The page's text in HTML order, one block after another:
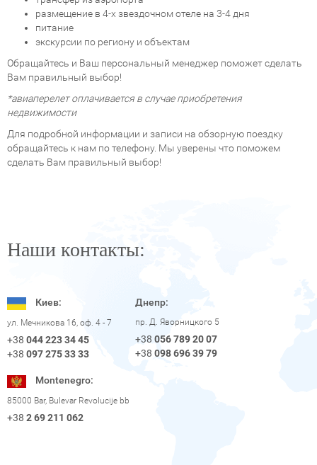
размещение в 4-х звездочном отеле на 3-4 дня
питание
экскурсии по региону и объектам
Обращайтесь и Ваш персональный менеджер поможет сделать
Вам правильный выбор!
*авиаперелет оплачивается в случае приобретения
недвижимости
Для подробной информации и записи на обзорную поездку
обращайтесь к нам по телефону. Мы уверены что поможем
сделать Вам правильный выбор!
Наши контакты:
Киев:
ул. Мечникова 16, оф. 4 - 7
+38 044 223 34 45
+38 097 275 33 33
Днепр:
пр. Д. Яворницкого 5
+38 056 789 20 07
+38 098 696 39 79
Montenegro:
85000 Bar, Bulevar Revolucije bb
+38 2 69 211 062